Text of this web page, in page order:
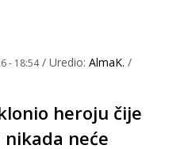
- 18:54 / Uredio: AlmaK. /
heroju čije
neće